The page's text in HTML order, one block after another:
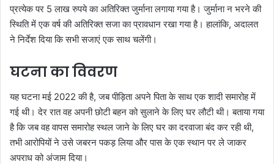
प्रत्येक पर 5 लाख रुपये का अतिरिक्त जुर्माना लगाया गया है। जुर्माना न भरने की
स्थिति में एक वर्ष की अतिरिक्त सजा का प्रावधान रखा गया है। हालांकि, अदालत
ने निर्देश दिया कि सभी सजाएं एक साथ चलेंगी।
घटना का विवरण
यह घटना मई 2022 की है, जब पीड़िता अपने पिता के साथ एक शादी समारोह में
गई थी। देर रात वह अपनी छोटी बहन को सुलाने के लिए घर लौटी थी। बताया गया
है कि जब वह वापस समारोह स्थल जाने के लिए घर का दरवाजा बंद कर रही थी,
तभी आरोपियों ने उसे जबरन पकड़ लिया और पास के एक स्थान पर ले जाकर
अपराध को अंजाम दिया।